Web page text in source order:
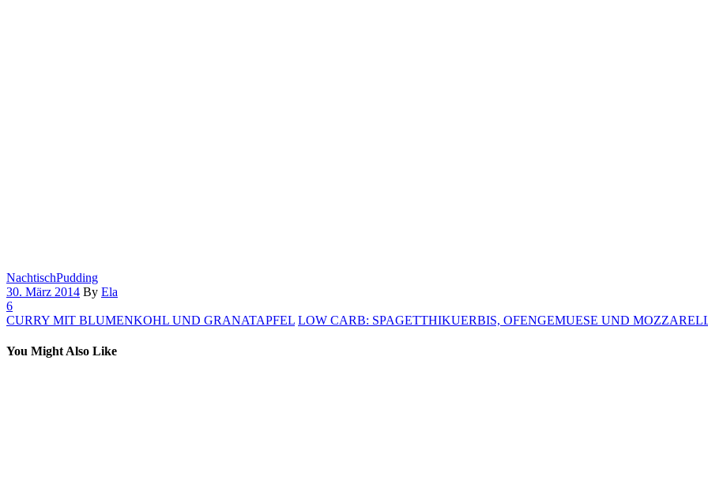
NachtischPudding
30. März 2014 By Ela
6
CURRY MIT BLUMENKOHL UND GRANATAPFEL LOW CARB: SPAGETTHIKUERBIS, OFENGEMUESE UND
You Might Also Like